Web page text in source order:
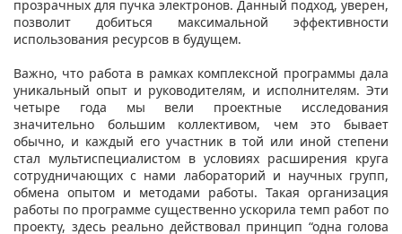
прозрачных для пучка электронов. Данный подход, уверен,
позволит добиться максимальной эффективности
использования ресурсов в будущем.
Важно, что работа в рамках комплексной программы дала
уникальный опыт и руководителям, и исполнителям. Эти
четыре года мы вели проектные исследования
значительно большим коллективом, чем это бывает
обычно, и каждый его участник в той или иной степени
стал мультиспециалистом в условиях расширения круга
сотрудничающих с нами лабораторий и научных групп,
обмена опытом и методами работы. Такая организация
работы по программе существенно ускорила темп работ по
проекту, здесь реально действовал принцип “одна голова